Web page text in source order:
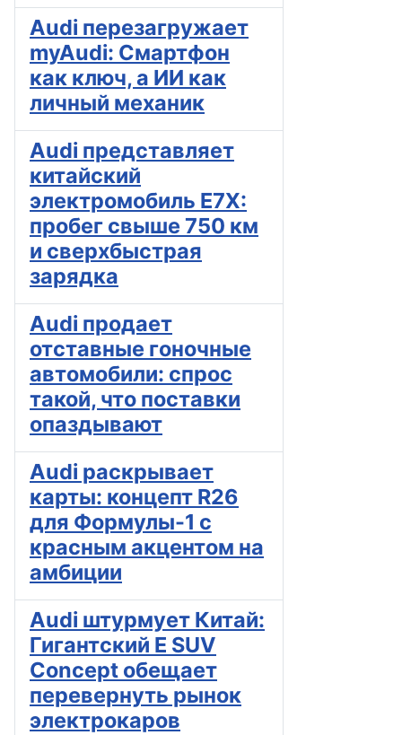
Audi перезагружает
myAudi: Смартфон
как ключ, а ИИ как
личный механик
Audi представляет
китайский
электромобиль E7X:
пробег свыше 750 км
и сверхбыстрая
зарядка
Audi продает
отставные гоночные
автомобили: спрос
такой, что поставки
опаздывают
Audi раскрывает
карты: концепт R26
для Формулы-1 с
красным акцентом на
амбиции
Audi штурмует Китай:
Гигантский E SUV
Concept обещает
перевернуть рынок
электрокаров